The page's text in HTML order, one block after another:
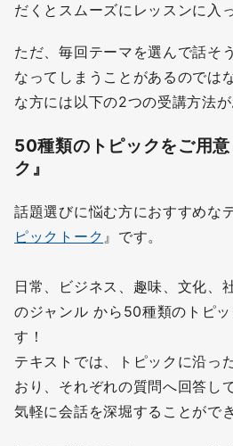
だくとスムーズにレッスンに入
ただ、毎回テーマを選んで話そ
なってしまうことがあるのでは
な方には以下の2つの受講方法が
50種類のトピックをご用
ク』
話題選びに悩む方におすすめな
ピックトーク 』です。
日常、ビジネス、趣味、文化、
のジャンル から50種類のトピ
す！
テキストでは、トピックに沿っ
おり、それぞれの質問へ回答し
気軽に会話を深堀することがで